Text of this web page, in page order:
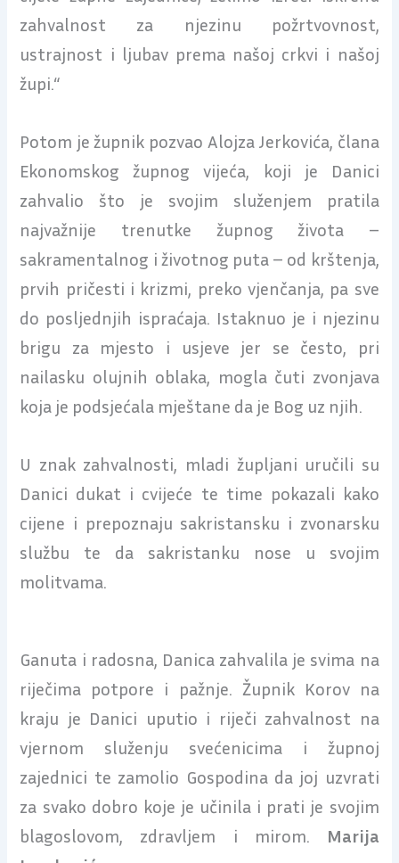
zahvalnost za njezinu požrtvovnost,
ustrajnost i ljubav prema našoj crkvi i našoj
župi.“
Potom je župnik pozvao Alojza Jerkovića, člana
Ekonomskog župnog vijeća, koji je Danici
zahvalio što je svojim služenjem pratila
najvažnije trenutke župnog života –
sakramentalnog i životnog puta – od krštenja,
prvih pričesti i krizmi, preko vjenčanja, pa sve
do posljednjih ispraćaja. Istaknuo je i njezinu
brigu za mjesto i usjeve jer se često, pri
nailasku olujnih oblaka, mogla čuti zvonjava
koja je podsjećala mještane da je Bog uz njih.
U znak zahvalnosti, mladi župljani uručili su
Danici dukat i cvijeće te time pokazali kako
cijene i prepoznaju sakristansku i zvonarsku
službu te da sakristanku nose u svojim
molitvama.
Ganuta i radosna, Danica zahvalila je svima na
riječima potpore i pažnje. Župnik Korov na
kraju je Danici uputio i riječi zahvalnost na
vjernom služenju svećenicima i župnoj
zajednici te zamolio Gospodina da joj uzvrati
za svako dobro koje je učinila i prati je svojim
blagoslovom, zdravljem i mirom.
Marija